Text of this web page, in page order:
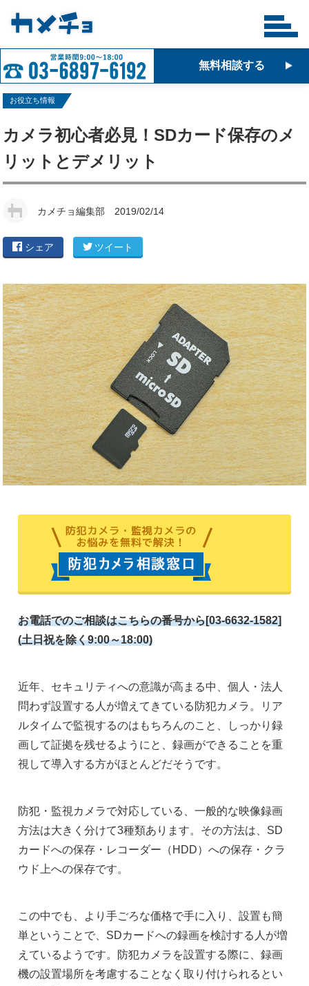
無料相談する
お役立ち情報
カメラ初心者必見！SDカード保存のメ
リットとデメリット
カメチョ編集部 2019/02/14
シェア ツイート
お電話でのご相談はこちらの番号から[03-6632-1582]
(土日祝を除く9:00～18:00)
近年、セキュリティへの意識が高まる中、個人・法人
問わず設置する人が増えてきている防犯カメラ。リア
ルタイムで監視するのはもちろんのこと、しっかり録
画して証拠を残せるようにと、録画ができることを重
視して導入する方がほとんどだそうです。
防犯・監視カメラで対応している、一般的な映像録画
方法は大きく分けて3種類あります。その方法は、SD
カードへの保存・レコーダー（HDD）への保存・クラ
ウド上への保存です。
この中でも、より手ごろな価格で手に入り、設置も簡
単ということで、SDカードへの録画を検討する人が増
えているようです。防犯カメラを設置する際に、録画
機の設置場所を考慮することなく取り付けられるとい